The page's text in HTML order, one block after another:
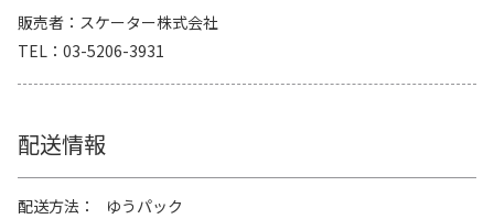
販売者
スケーター株式会社
TEL
03-5206-3931
配送情報
配送方法
ゆうパック